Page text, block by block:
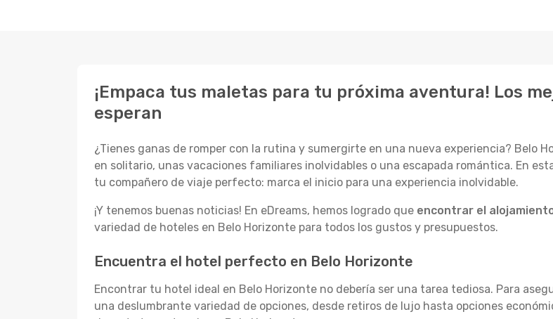
¡Empaca tus maletas para tu próxima aventura! Los
esperan
¿Tienes ganas de romper con la rutina y sumergirte en una nueva experiencia? Belo
en solitario, unas vacaciones familiares inolvidables o una escapada romántica. En
tu compañero de viaje perfecto: marca el inicio para una experiencia inolvidable.
¡Y tenemos buenas noticias! En eDreams, hemos logrado que encontrar el
variedad de hoteles en Belo Horizonte para todos los gustos y presupuestos.
Encuentra el hotel perfecto en Belo Horizonte
Encontrar tu hotel ideal en Belo Horizonte no debería ser una tarea tediosa. Para
una deslumbrante variedad de opciones, desde retiros de lujo hasta opciones